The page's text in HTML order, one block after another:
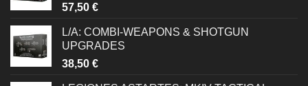
57,50 €
L/A: COMBI-WEAPONS & SHOTGUN
UPGRADES
38,50 €